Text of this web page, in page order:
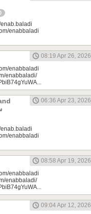
enabbaladi
08:19 Apr 26, 2026
enabbaladi
enabbaladi/
06:36 Apr 23, 2026
enabbaladi
08:58 Apr 19, 2026
enabbaladi
enabbaladi/
09:04 Apr 12, 2026